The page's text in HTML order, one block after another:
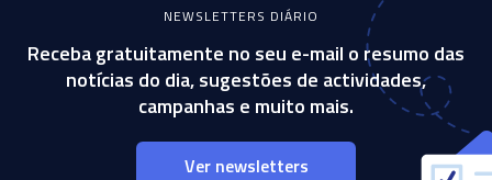
NEWSLETTERS DIÁRIO
Receba gratuitamente no seu e-mail o resumo das
notícias do dia, sugestões de actividades,
campanhas e muito mais.
Ver newsletters